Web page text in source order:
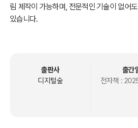
림 제작이 가능하며, 전문적인 기술이 없어
있습니다.
따라 할 수 있도록 구성되었습니다.
출판사
디지털숲
출간
전자책 :